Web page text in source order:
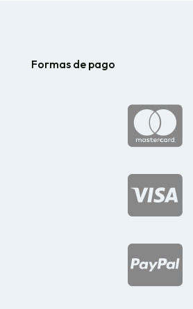
Formas de pago


